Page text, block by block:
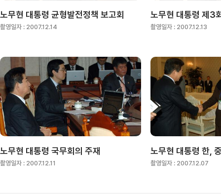
노무현 대통령 균형발전정책 보고회
촬영일자 : 2007.12.14 촬영일자 : 2007.12.13
노무현 대통령 국무회의 주재
촬영일자 : 2007.12.11 촬영일자 : 2007.12.07